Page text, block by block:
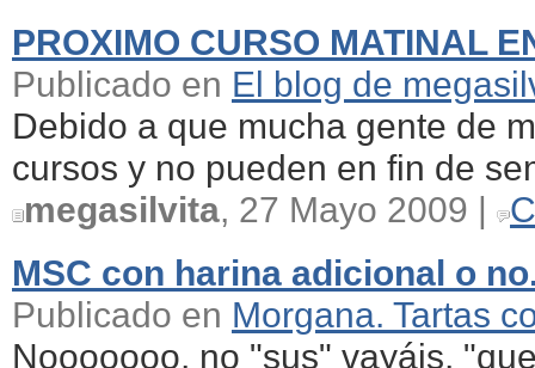
PROXIMO CURSO MATINAL
Publicado en El blog de
Debido a que mucha gente de
cursos y no pueden en fin de
megasilvita, 27 Mayo 2009 |
MSC con harina adicional o
Publicado en Morgana. Tartas
Nooooooo, no "sus" vayáis,